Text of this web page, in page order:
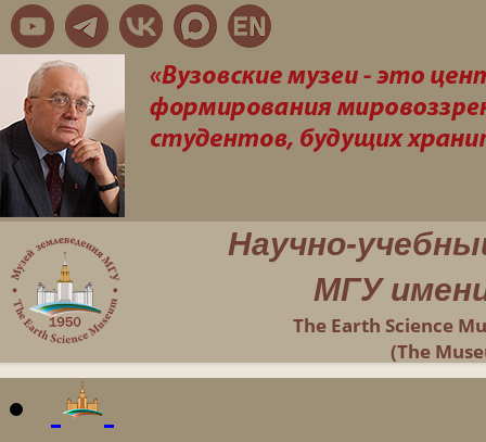
Научно-
МГУ
The Earth Science
(The